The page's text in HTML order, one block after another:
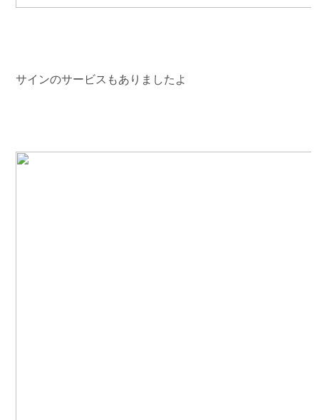
サインのサービスもありましたよ